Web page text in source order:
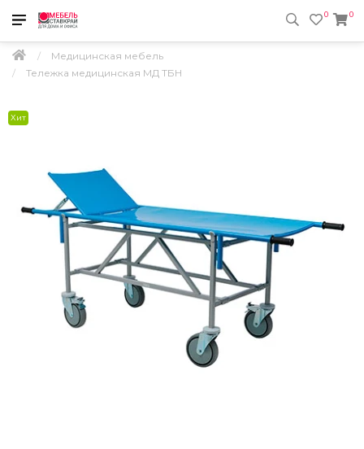
0
0
Медицинская мебель
Тележка медицинская МД ТБН
Хит